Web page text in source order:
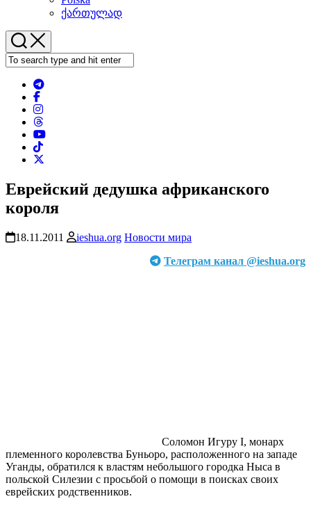
ქართულად
Еврейский дедушка африканского
короля
18.11.2011 ieshua.org Новости мира
Телеграм канал @ieshua.org
Соломон Игуру I, монарх
племенного королевства Буньоро, расположенного на западе
Уганды, обратился к властям небольшого городка Ныса в
польской Силезии с просьбой о помощи в поисках своих
еврейских родственников.